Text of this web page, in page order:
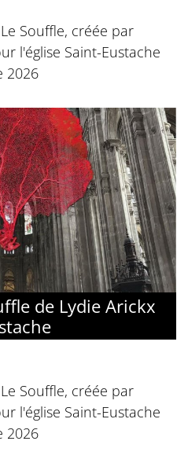
Souffle, créée par
l'église Saint-Eustache
2026
de Lydie Arickx
Souffle, créée par
l'église Saint-Eustache
2026